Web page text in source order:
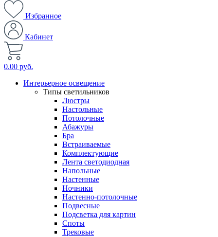
Избранное
Кабинет
0.00 руб.
Интерьерное освещение
Типы светильников
Люстры
Настольные
Потолочные
Абажуры
Бра
Встраиваемые
Комплектующие
Лента светодиодная
Напольные
Настенные
Ночники
Настенно-потолочные
Подвесные
Подсветка для картин
Споты
Трековые